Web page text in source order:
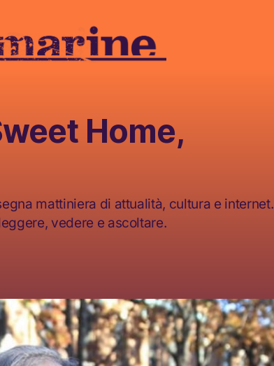
Home,
mattiniera di attualità, cultura e internet.
vedere e ascoltare.